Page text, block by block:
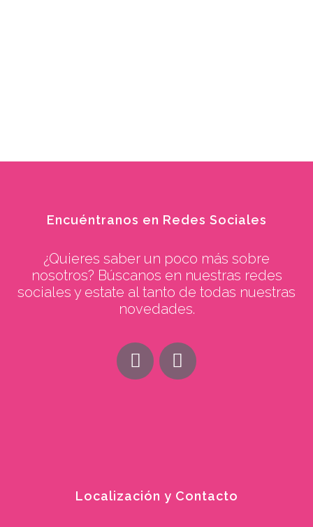
Encuéntranos en Redes Sociales
¿Quieres saber un poco más sobre
nosotros? Búscanos en nuestras redes
sociales y estate al tanto de todas nuestras
novedades.
Localización y Contacto